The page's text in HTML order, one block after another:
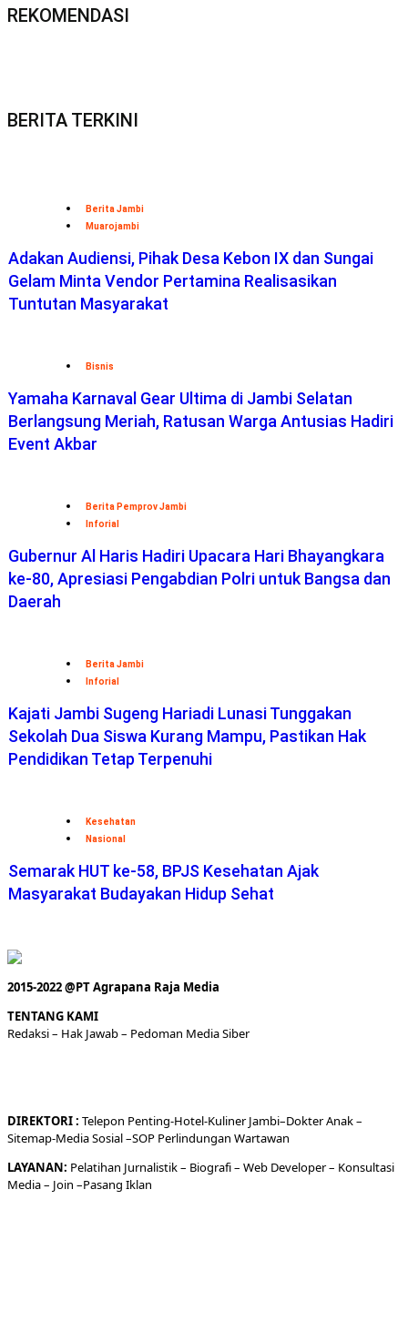
REKOMENDASI
BERITA TERKINI
Berita Jambi
Muarojambi
Adakan Audiensi, Pihak Desa Kebon IX dan Sungai
Gelam Minta Vendor Pertamina Realisasikan
Tuntutan Masyarakat
Bisnis
Yamaha Karnaval Gear Ultima di Jambi Selatan
Berlangsung Meriah, Ratusan Warga Antusias Hadiri
Event Akbar
Berita Pemprov Jambi
Inforial
Gubernur Al Haris Hadiri Upacara Hari Bhayangkara
ke-80, Apresiasi Pengabdian Polri untuk Bangsa dan
Daerah
Berita Jambi
Inforial
Kajati Jambi Sugeng Hariadi Lunasi Tunggakan
Sekolah Dua Siswa Kurang Mampu, Pastikan Hak
Pendidikan Tetap Terpenuhi
Kesehatan
Nasional
Semarak HUT ke-58, BPJS Kesehatan Ajak
Masyarakat Budayakan Hidup Sehat
2015-2022 @PT Agrapana Raja Media
TENTANG KAMI
Redaksi– Hak Jawab – Pedoman Media Siber
DIREKTORI: Telepon Penting-Hotel-KulinerJambi–DokterAnak –
Sitemap-Media Sosial –SOP Perlindungan Wartawan
LAYANAN: Pelatihan Jurnalistik – Biografi– Web Developer– Konsultasi
Media– Join –Pasang Iklan